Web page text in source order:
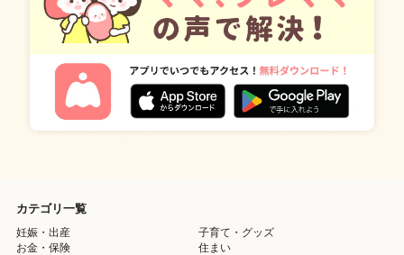
カテゴリ一覧
妊娠・出産
子育て・グッズ
お金・保険
住まい